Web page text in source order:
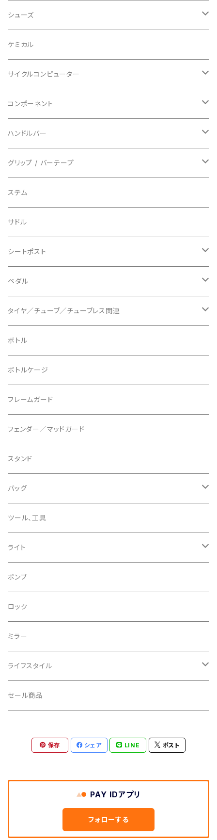
BAR MITTS/バーミッツ
BAZOOKA/バズーカ
BBB/ビービービー
BELL/ベル
BIKEHAND/バイクハンド
BIO RACER/ビオレーサー
BIKEYOKE/バイクヨーク
BLACKBURN/ブラックバーン
BLB/ビーエルビー
BLUEGRASS/ブルーグラス
BONTRAGER/ボントレガー
BURGTEC/バーグテック
BUSCH＋MULLER/ブッシュ＆ミュラー
CAMELBAK/キャメルバッグ
CERAMIC SPEED/セラミックスピード
CHRIS KING/クリスキング
CHROMAG/クロマグ
CHROME/クローム
CONTINENTAL/コンチネンタル
CRANE/クレーン
CRANKBROTHERS/クランクブラザーズ
CROSS SECTION/クロスセクション
CLIK/クリック
CUSH CORE/クッシュコア
DEFEET/デフィート
DIXNA/ディズナ
DKG/ディーケージー
ビブタイプ
パンツ / タイツ
上下セット
グローブ
指切り
フルフィンガー
ソックス
シューズカバー
キャップ
その他
その他
マウンテンバイク
フルフェイス
キッズ
アクセサリー
シューズ
ロード
グラベル
マウンテンバイク
フラットペダル用
ビンディングペダル用
インソール
ケミカル
サイクルコンピューター
ヘッドユニット
センサー
アクセサリー
コンポーネント
カセットスプロケット
シフターマウント
ステムスペーサー
ケーブル類
チェーンガイド／キャッチャー
チェーンリング
ディスクブレーキ
ブレーキローター
ブレーキパッド
ディレーラーハンガー
トップキャップ
ベル
ボトムブラケット
リアディレーラー
チェーン
ハンドルバー
ドロップハンドル
フラット/ライザーバー
グリップ / バーテープ
グリップ
バーテープ
グリップカラー / バーエンドキャップ
ステム
サドル
シートポスト
ドロッパーポスト
シートクランプ
ペダル
ビンディングペダル
フラットペダル
クリート
タイヤ／チューブ／チューブレス関連
700c
29" / 27.5"
〜26"
タイヤインサート
リムテープ
チューブレスバルブ/ バルブキャップ
シーラント
ボトル
ボトルケージ
フレームガード
フェンダー／マッドガード
スタンド
バッグ
サドルバッグ
サコッシュ
バックパック
フレームバッグ
輪行袋
輪行小物
バイクカバー
その他
ツール、工具
ライト
フロントライト
テールライト
ポンプ
ロック
ミラー
ライフスタイル
キャップ
アクセサリー
セール商品
保存 シェア LINE ポスト
PAY IDアプリ
フォローする